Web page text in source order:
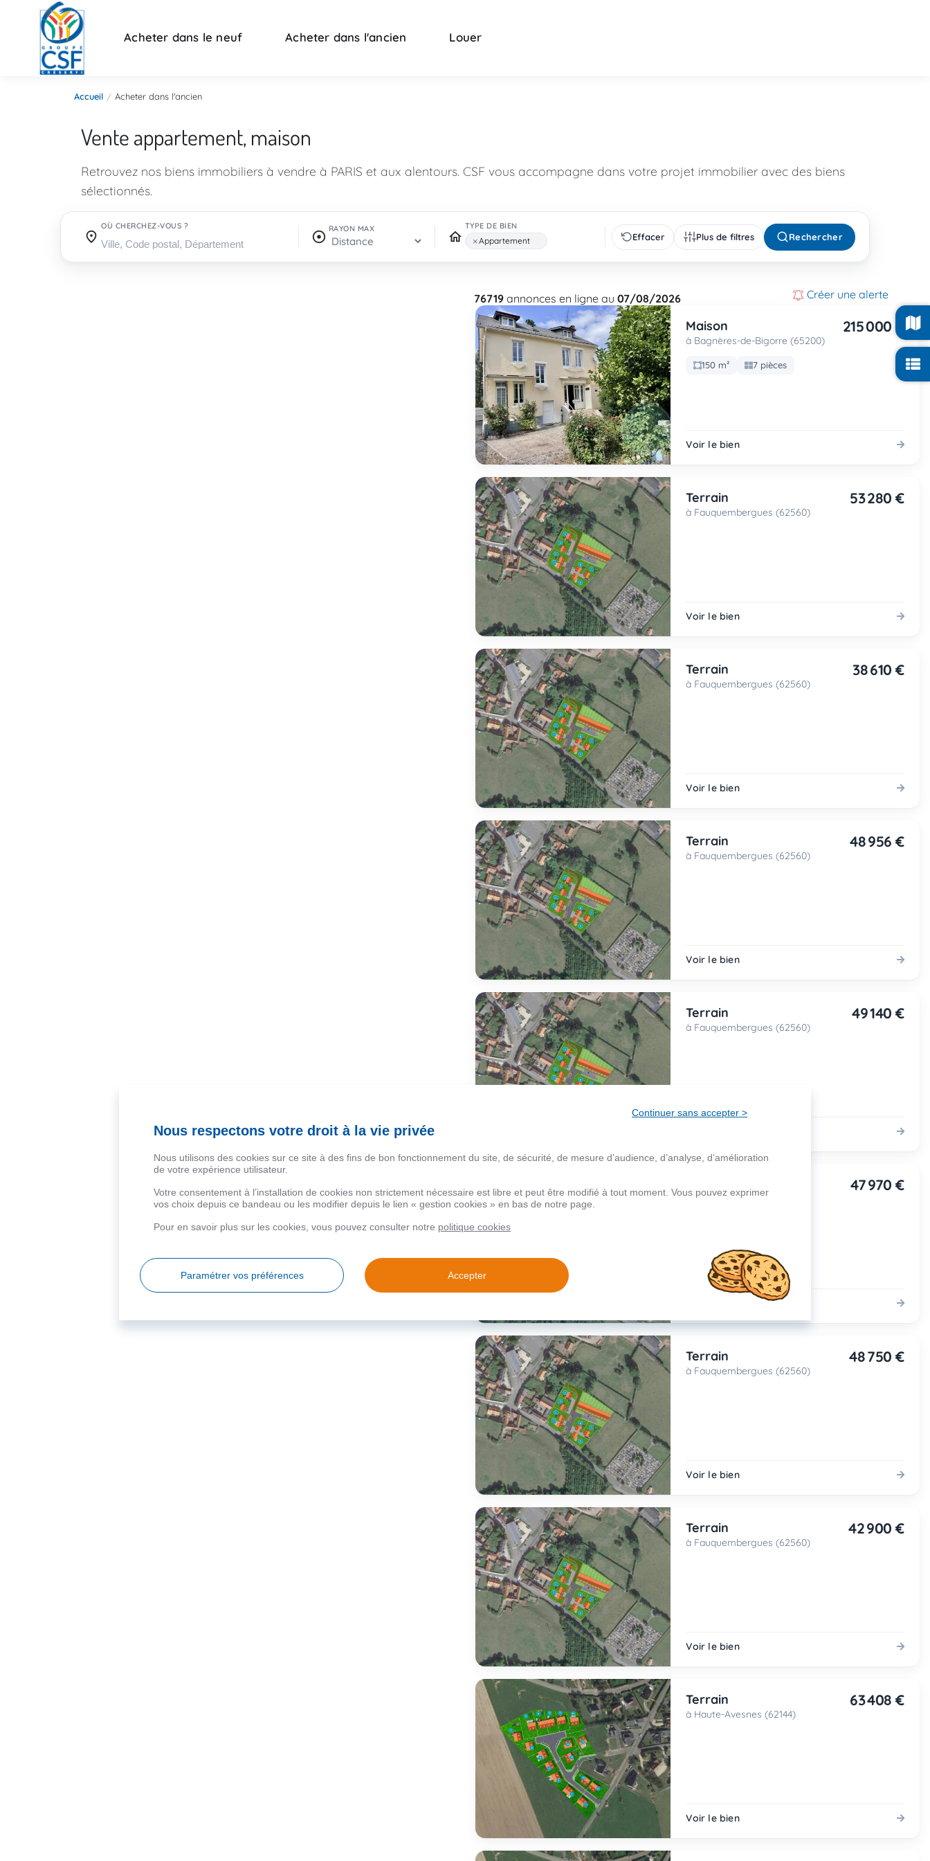
Acheter dans le neuf Acheter dans l'ancien Louer
Accueil Acheter dans l'ancien
Vente appartement, maison
Retrouvez nos biens immobiliers à vendre à PARIS et aux alentours. CSF vous accompagne dans votre projet immobilier avec des biens
sélectionnés.
OÙ CHERCHEZ-VOUS ?
Où cherchez-vous ?
RAYON MAX TYPE DE BIEN
×Appartement Effacer Plus de filtres Rechercher
76719 annonces en ligne au07/08/2026 Créer une alerte
Maison
à Bagnères-de-Bigorre (65200)
215 000 €
150 m² 7 pièces
Voir le bien
Terrain
à Fauquembergues (62560)
53 280 €
Voir le bien
Terrain
à Fauquembergues (62560)
38 610 €
Voir le bien
Terrain
à Fauquembergues (62560)
48 956 €
Voir le bien
Terrain
à Fauquembergues (62560)
49 140 €
à Fauquembergues (62560)
47 970 €
Terrain
à Fauquembergues (62560)
48 750 €
Voir le bien
Terrain
à Fauquembergues (62560)
42 900 €
Voir le bien
Terrain
à Haute-Avesnes (62144)
63 408 €
Voir le bien
Continuer sans accepter >
Nous respectons votre droit à la vie privée
Nous utilisons des cookies sur ce site à des fins de bon fonctionnement du site, de sécurité, de mesure d’audience, d’analyse, d’amélioration
de votre expérience utilisateur.
Votre consentement à l’installation de cookies non strictement nécessaire est libre et peut être modifié à tout moment. Vous pouvez exprimer
vos choix depuis ce bandeau ou les modifier depuis le lien « gestion cookies » en bas de notre page.
Pour en savoir plus sur les cookies, vous pouvez consulter notre politique cookies
Paramétrer vos préférences Accepter